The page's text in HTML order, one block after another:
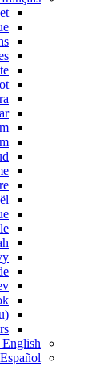
(Rav Askenazi (Manitou